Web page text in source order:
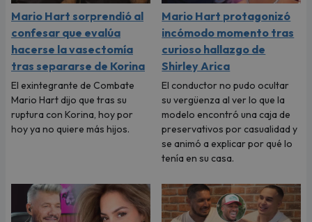
Mario Hart sorprendió al
confesar que evalúa
hacerse la vasectomía
tras separarse de Korina
El exintegrante de Combate
Mario Hart dijo que tras su
ruptura con Korina, hoy por
hoy ya no quiere más hijos.
Mario Hart protagonizó
incómodo momento tras
curioso hallazgo de
Shirley Arica
El conductor no pudo ocultar
su vergüenza al ver lo que la
modelo encontró una caja de
preservativos por casualidad y
se animó a explicar por qué lo
tenía en su casa.